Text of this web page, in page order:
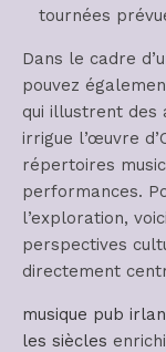
tournées
Dans le cadre
pouvez
qui illustrent des
irrigue l’œuvre
répertoires
performances.
l’exploration,
perspectives
directement
musique pub
les siècles